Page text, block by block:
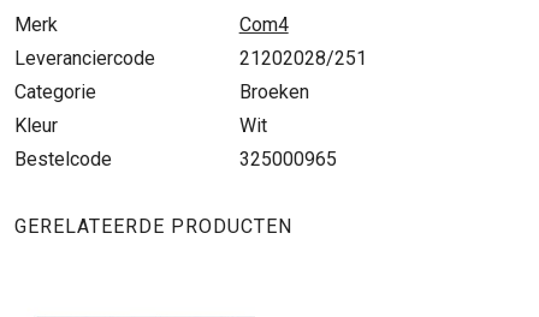
Merk
Com4
Leveranciercode
21202028/251
Categorie
Broeken
Kleur
Wit
Bestelcode
325000965
GERELATEERDE PRODUCTEN